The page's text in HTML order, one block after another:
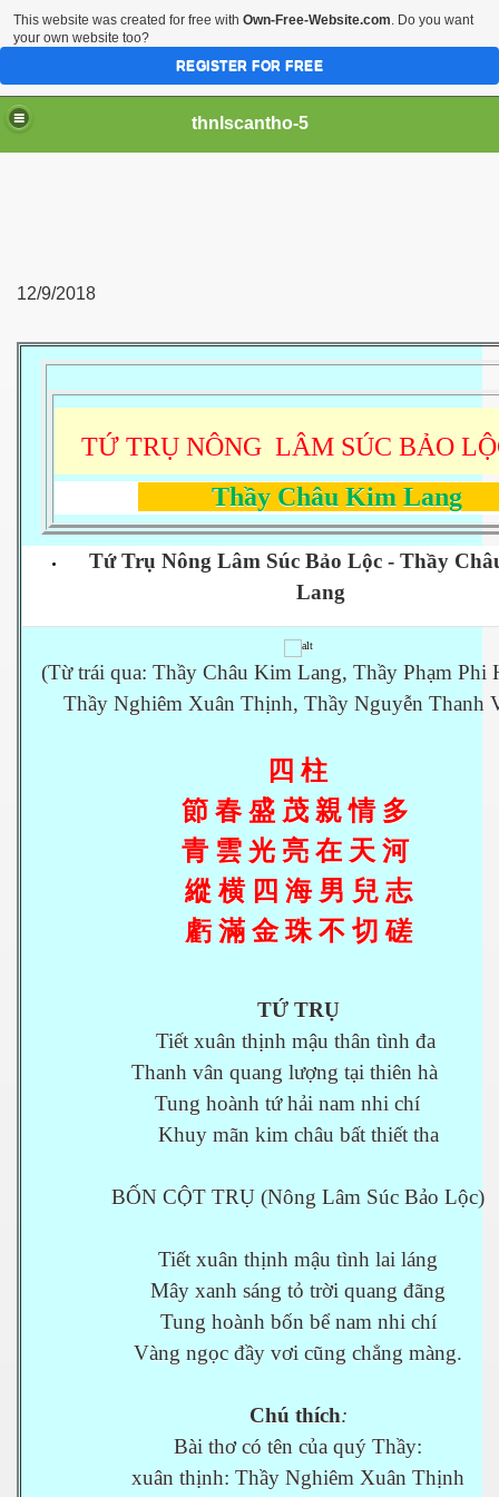
thnlscantho-5
12/9/2018
TỨ TRỤ NÔNG LÂM SÚC BẢO
Thầy Châu Kim Lang
Tứ Trụ Nông Lâm Súc Bảo Lộc - Thầy
Lang
(Từ trái qua: Thầy Châu Kim Lang, Thầy Phạm Phi
Thầy Nghiêm Xuân Thịnh, Thầy Nguyễn Thanh
四 柱
節 春 盛 茂 親 情 多
青 雲 光 亮 在 天 河
縱 横 四 海 男 兒 志
虧 滿 金 珠 不 切 磋
TỨ TRỤ
Tiết xuân thịnh mậu thân tình đa
Thanh vân quang lượng tại thiên hà
Tung hoành tứ hải nam nhi chí
Khuy mãn kim châu bất thiết tha
BỐN CỘT TRỤ (Nông Lâm Súc Bảo Lộc)
Tiết xuân thịnh mậu tình lai láng
Mây xanh sáng tỏ trời quang đãng
Tung hoành bốn bể nam nhi chí
Vàng ngọc đầy vơi cũng chẳng màng.
Chú thích:
Bài thơ có tên của quý Thầy:
xuân thịnh: Thầy Nghiêm Xuân Thịnh
This website was created for free with Own-Free-Website.com. Do you want
your own website too?
REGISTER FOR FREE